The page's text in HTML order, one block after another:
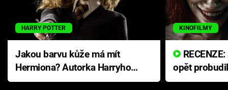
HARRY POTTER
Jakou barvu kůže má mít
Hermiona? Autorka Harryho
Pottera přišla s ráznou
KINOFILMY
opět
přichází s